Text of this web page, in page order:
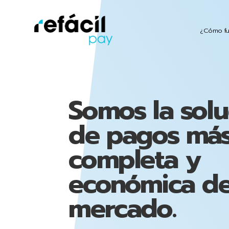
¿Cómo
Somos la
de pagos
completa y
económica
mercado.